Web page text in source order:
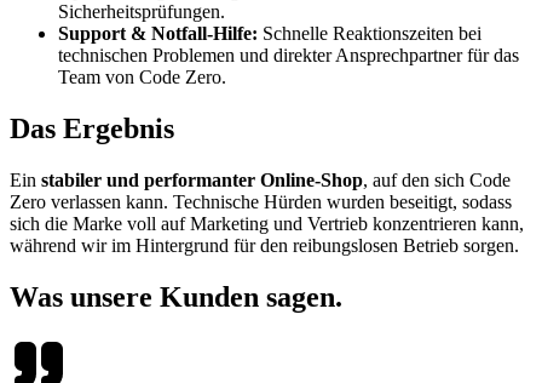
Sicherheitsprüfungen.
Support & Notfall-Hilfe: Schnelle Reaktionszeiten bei
technischen Problemen und direkter Ansprechpartner für das
Team von Code Zero.
Das Ergebnis
Ein stabiler und performanter Online-Shop, auf den sich Code
Zero verlassen kann. Technische Hürden wurden beseitigt, sodass
sich die Marke voll auf Marketing und Vertrieb konzentrieren kann,
während wir im Hintergrund für den reibungslosen Betrieb sorgen.
Was unsere Kunden sagen.